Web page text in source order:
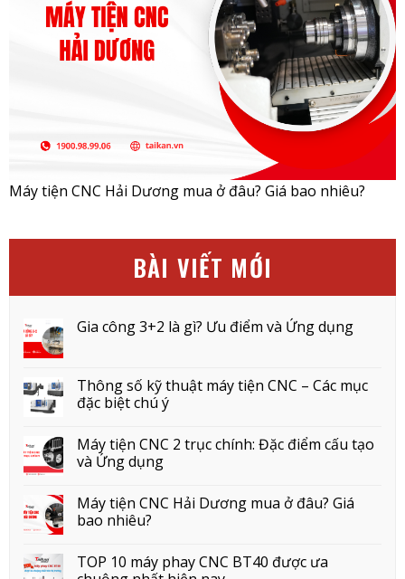
Máy tiện CNC Hải Dương mua ở đâu? Giá bao nhiêu?
BÀI VIẾT MỚI
Gia công 3+2 là gì? Ưu điểm và Ứng dụng
Thông số kỹ thuật máy tiện CNC – Các mục
đặc biệt chú ý
Máy tiện CNC 2 trục chính: Đặc điểm cấu tạo
và Ứng dụng
Máy tiện CNC Hải Dương mua ở đâu? Giá
bao nhiêu?
TOP 10 máy phay CNC BT40 được ưa